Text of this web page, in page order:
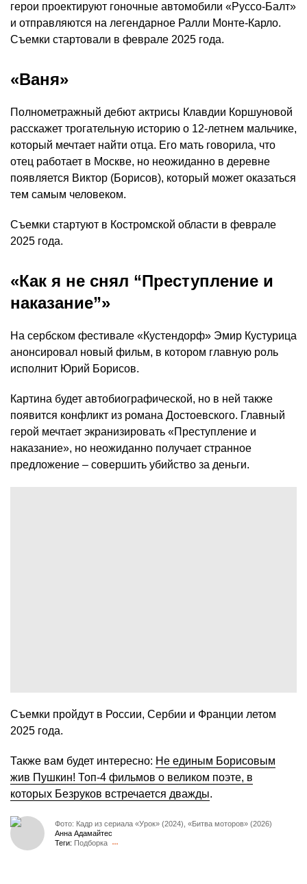
герои проектируют гоночные автомобили «Руссо-Балт»
и отправляются на легендарное Ралли Монте-Карло.
Съемки стартовали в феврале 2025 года.
«Ваня»
Полнометражный дебют актрисы Клавдии Коршуновой
расскажет трогательную историю о 12-летнем мальчике,
который мечтает найти отца. Его мать говорила, что
отец работает в Москве, но неожиданно в деревне
появляется Виктор (Борисов), который может оказаться
тем самым человеком.
Съемки стартуют в Костромской области в феврале
2025 года.
«Как я не снял “Преступление и
наказание”»
На сербском фестивале «Кустендорф» Эмир Кустурица
анонсировал новый фильм, в котором главную роль
исполнит Юрий Борисов.
Картина будет автобиографической, но в ней также
появится конфликт из романа Достоевского. Главный
герой мечтает экранизировать «Преступление и
наказание», но неожиданно получает странное
предложение – совершить убийство за деньги.
Съемки пройдут в России, Сербии и Франции летом
2025 года.
Также вам будет интересно: Не единым Борисовым
жив Пушкин! Топ-4 фильмов о великом поэте, в
которых Безруков встречается дважды.
Фото: Кадр из сериала «Урок» (2024), «Битва моторов» (2026)
Анна Адамайтес
Теги: Подборка